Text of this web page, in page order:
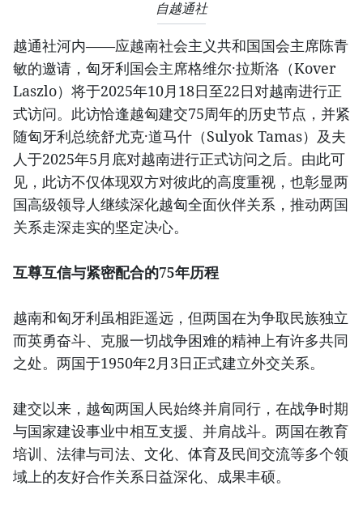
自越通社
越通社河内——应越南社会主义共和国国会主席陈青
敏的邀请，匈牙利国会主席格维尔·拉斯洛（Kover
Laszlo）将于2025年10月18日至22日对越南进行正
式访问。此访恰逢越匈建交75周年的历史节点，并紧
随匈牙利总统舒尤克·道马什（Sulyok Tamas）及夫
人于2025年5月底对越南进行正式访问之后。由此可
见，此访不仅体现双方对彼此的高度重视，也彰显两
国高级领导人继续深化越匈全面伙伴关系，推动两国
关系走深走实的坚定决心。
互尊互信与紧密配合的75年历程
越南和匈牙利虽相距遥远，但两国在为争取民族独立
而英勇奋斗、克服一切战争困难的精神上有许多共同
之处。两国于1950年2月3日正式建立外交关系。
建交以来，越匈两国人民始终并肩同行，在战争时期
与国家建设事业中相互支援、并肩战斗。两国在教育
培训、法律与司法、文化、体育及民间交流等多个领
域上的友好合作关系日益深化、成果丰硕。